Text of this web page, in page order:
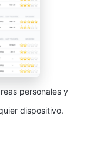
personales y
dispositivo.